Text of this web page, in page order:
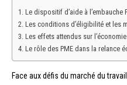
Le dispositif d’aide à l’embauche
Les conditions d’éligibilité et les
Les effets attendus sur
Le rôle des PME dans la relance
Face aux défis du marché du